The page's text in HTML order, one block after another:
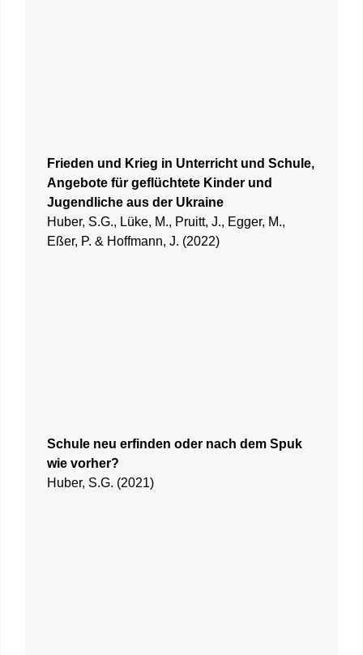
Frieden und Krieg in Unterricht und Schule,
Angebote für geflüchtete Kinder und
Jugendliche aus der Ukraine
Huber, S.G., Lüke, M., Pruitt, J., Egger, M.,
Eßer, P. & Hoffmann, J. (2022)
Schule neu erfinden oder nach dem Spuk
wie vorher?
Huber, S.G. (2021)